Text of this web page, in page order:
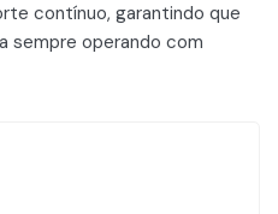
contínuo, garantindo que
sempre operando com